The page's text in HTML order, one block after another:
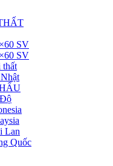
SV
SV
thất
Lan
Quốc